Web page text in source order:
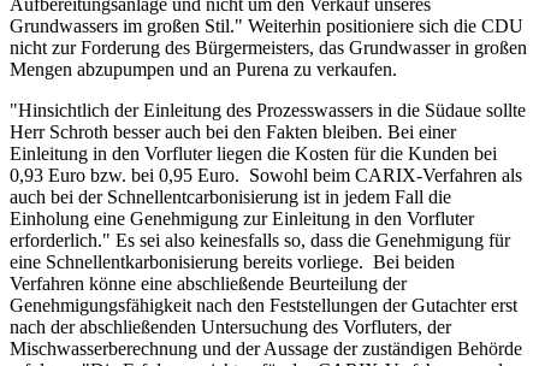
Aufbereitungsanlage und nicht um den Verkauf unseres
Grundwassers im großen Stil." Weiterhin positioniere sich die CDU
nicht zur Forderung des Bürgermeisters, das Grundwasser in großen
Mengen abzupumpen und an Purena zu verkaufen.
"Hinsichtlich der Einleitung des Prozesswassers in die Südaue sollte
Herr Schroth besser auch bei den Fakten bleiben. Bei einer
Einleitung in den Vorfluter liegen die Kosten für die Kunden bei
0,93 Euro bzw. bei 0,95 Euro. Sowohl beim CARIX-Verfahren als
auch bei der Schnellentcarbonisierung ist in jedem Fall die
Einholung eine Genehmigung zur Einleitung in den Vorfluter
erforderlich." Es sei also keinesfalls so, dass die Genehmigung für
eine Schnellentkarbonisierung bereits vorliege. Bei beiden
Verfahren könne eine abschließende Beurteilung der
Genehmigungsfähigkeit nach den Feststellungen der Gutachter erst
nach der abschließenden Untersuchung des Vorfluters, der
Mischwasserberechnung und der Aussage der zuständigen Behörde